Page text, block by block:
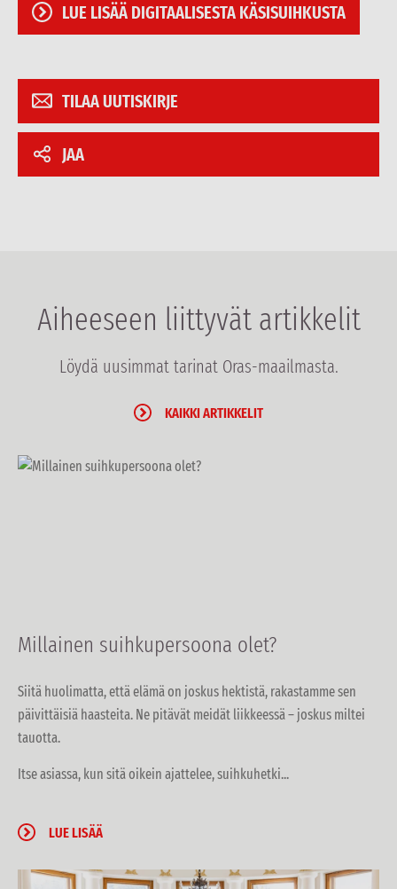
LUE LISÄÄ DIGITAALISESTA KÄSISUIHKUSTA
TILAA UUTISKIRJE
JAA
Aiheeseen liittyvät artikkelit
Löydä uusimmat tarinat Oras-maailmasta.
KAIKKI ARTIKKELIT
Millainen suihkupersoona olet?
Siitä huolimatta, että elämä on joskus hektistä, rakastamme sen
päivittäisiä haasteita. Ne pitävät meidät liikkeessä – joskus miltei
tauotta.
Itse asiassa, kun sitä oikein ajattelee, suihkuhetki...
LUE LISÄÄ